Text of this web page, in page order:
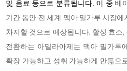
및 음료 등으로 분류됩니다. 이 중 베
기간 동안 전 세계 맥아 밀가루 시장
차지할 것으로 예상됩니다. 활성 효소,
전환하는 아밀라아제는 맥아 밀가루
확장 가능하고 성취 가능하게 만듦으